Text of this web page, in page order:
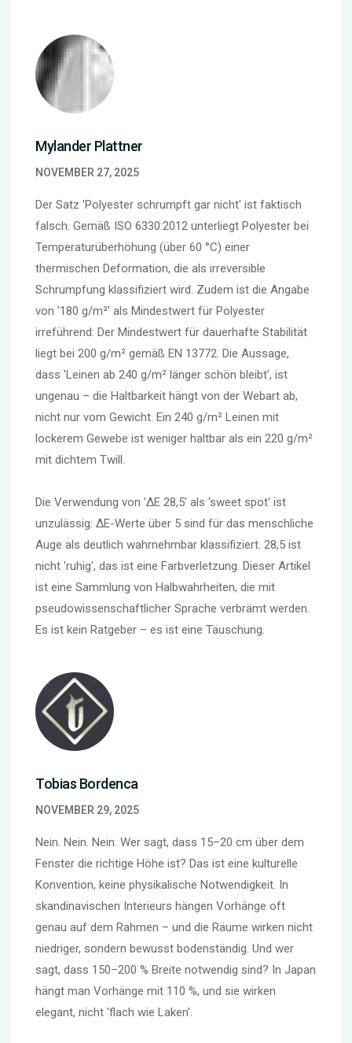
Mylander Plattner
NOVEMBER 27, 2025
Der Satz 'Polyester schrumpft gar nicht' ist faktisch
falsch. Gemäß ISO 6330:2012 unterliegt Polyester bei
Temperaturüberhöhung (über 60 °C) einer
thermischen Deformation, die als irreversible
Schrumpfung klassifiziert wird. Zudem ist die Angabe
von '180 g/m²' als Mindestwert für Polyester
irreführend: Der Mindestwert für dauerhafte Stabilität
liegt bei 200 g/m² gemäß EN 13772. Die Aussage,
dass 'Leinen ab 240 g/m² länger schön bleibt', ist
ungenau – die Haltbarkeit hängt von der Webart ab,
nicht nur vom Gewicht. Ein 240 g/m² Leinen mit
lockerem Gewebe ist weniger haltbar als ein 220 g/m²
mit dichtem Twill.
Die Verwendung von 'ΔE 28,5' als 'sweet spot' ist
unzulässig: ΔE-Werte über 5 sind für das menschliche
Auge als deutlich wahrnehmbar klassifiziert. 28,5 ist
nicht 'ruhig', das ist eine Farbverletzung. Dieser Artikel
ist eine Sammlung von Halbwahrheiten, die mit
pseudowissenschaftlicher Sprache verbrämt werden.
Es ist kein Ratgeber – es ist eine Täuschung.
Tobias Bordenca
NOVEMBER 29, 2025
Nein. Nein. Nein. Wer sagt, dass 15–20 cm über dem
Fenster die richtige Höhe ist? Das ist eine kulturelle
Konvention, keine physikalische Notwendigkeit. In
skandinavischen Interieurs hängen Vorhänge oft
genau auf dem Rahmen – und die Räume wirken nicht
niedriger, sondern bewusst bodenständig. Und wer
sagt, dass 150–200 % Breite notwendig sind? In Japan
hängt man Vorhänge mit 110 %, und sie wirken
elegant, nicht 'flach wie Laken'.